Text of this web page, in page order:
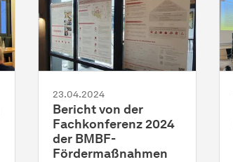
23.04.2024
Bericht von der
Fachkonferenz 2024
der BMBF-
Fördermaßnahmen